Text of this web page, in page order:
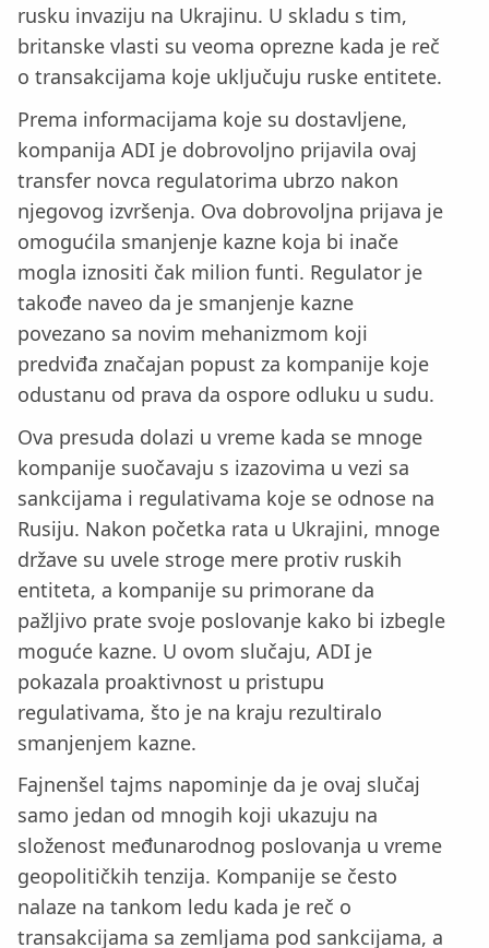
rusku invaziju na Ukrajinu. U skladu s tim,
britanske vlasti su veoma oprezne kada je reč
o transakcijama koje uključuju ruske entitete.
Prema informacijama koje su dostavljene,
kompanija ADI je dobrovoljno prijavila ovaj
transfer novca regulatorima ubrzo nakon
njegovog izvršenja. Ova dobrovoljna prijava je
omogućila smanjenje kazne koja bi inače
mogla iznositi čak milion funti. Regulator je
takođe naveo da je smanjenje kazne
povezano sa novim mehanizmom koji
predviđa značajan popust za kompanije koje
odustanu od prava da ospore odluku u sudu.
Ova presuda dolazi u vreme kada se mnoge
kompanije suočavaju s izazovima u vezi sa
sankcijama i regulativama koje se odnose na
Rusiju. Nakon početka rata u Ukrajini, mnoge
države su uvele stroge mere protiv ruskih
entiteta, a kompanije su primorane da
pažljivo prate svoje poslovanje kako bi izbegle
moguće kazne. U ovom slučaju, ADI je
pokazala proaktivnost u pristupu
regulativama, što je na kraju rezultiralo
smanjenjem kazne.
Fajnenšel tajms napominje da je ovaj slučaj
samo jedan od mnogih koji ukazuju na
složenost međunarodnog poslovanja u vreme
geopolitičkih tenzija. Kompanije se često
nalaze na tankom ledu kada je reč o
transakcijama sa zemljama pod sankcijama, a